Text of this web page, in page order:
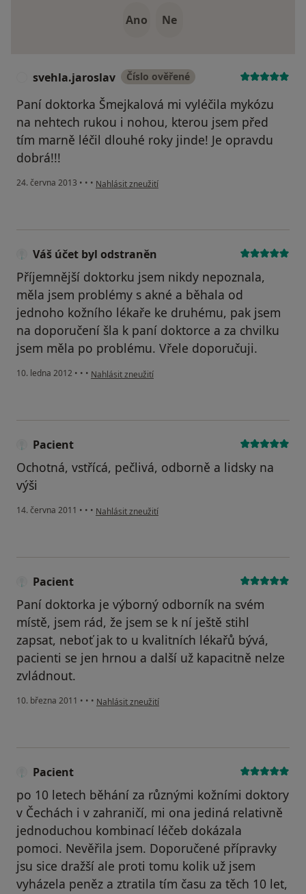
Ano Ne
svehla.jaroslav Číslo ověřené
Paní doktorka Šmejkalová mi vyléčila mykózu
na nehtech rukou i nohou, kterou jsem před
tím marně léčil dlouhé roky jinde! Je opravdu
dobrá!!!
24. června 2013 • • • podle názoru uživatele svehla.jaroslav
Nahlásit zneužití
Váš účet byl odstraněn
Příjemnější doktorku jsem nikdy nepoznala,
měla jsem problémy s akné a běhala od
jednoho kožního lékaře ke druhému, pak jsem
na doporučení šla k paní doktorce a za chvilku
jsem měla po problému. Vřele doporučuji.
10. ledna 2012 • • • podle názoru uživatele Váš účet byl odstraněn
Nahlásit zneužití
Pacient
Ochotná, vstřícá, pečlivá, odborně a lidsky na
výši
14. června 2011 • • • podle názoru uživatele Pacient
Nahlásit zneužití
Pacient
Paní doktorka je výborný odborník na svém
místě, jsem rád, že jsem se k ní ještě stihl
zapsat, neboť jak to u kvalitních lékařů bývá,
pacienti se jen hrnou a další už kapacitně nelze
zvládnout.
10. března 2011 • • • podle názoru uživatele Pacient
Nahlásit zneužití
Pacient
po 10 letech běhání za různými kožními doktory
v Čechách i v zahraničí, mi ona jediná relativně
jednoduchou kombinací léčeb dokázala
pomoci. Nevěřila jsem. Doporučené přípravky
jsu sice dražší ale proti tomu kolik už jsem
vyházela peněz a ztratila tím času za těch 10 let,